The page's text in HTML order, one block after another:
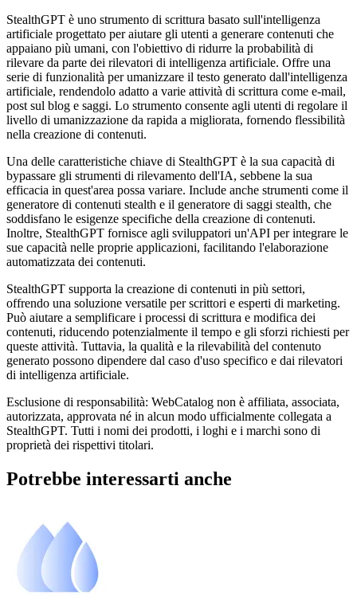
StealthGPT è uno strumento di scrittura basato sull'intelligenza
artificiale progettato per aiutare gli utenti a generare contenuti che
appaiano più umani, con l'obiettivo di ridurre la probabilità di
rilevare da parte dei rilevatori di intelligenza artificiale. Offre una
serie di funzionalità per umanizzare il testo generato dall'intelligenza
artificiale, rendendolo adatto a varie attività di scrittura come e-mail,
post sul blog e saggi. Lo strumento consente agli utenti di regolare il
livello di umanizzazione da rapida a migliorata, fornendo flessibilità
nella creazione di contenuti.
Una delle caratteristiche chiave di StealthGPT è la sua capacità di
bypassare gli strumenti di rilevamento dell'IA, sebbene la sua
efficacia in quest'area possa variare. Include anche strumenti come il
generatore di contenuti stealth e il generatore di saggi stealth, che
soddisfano le esigenze specifiche della creazione di contenuti.
Inoltre, StealthGPT fornisce agli sviluppatori un'API per integrare le
sue capacità nelle proprie applicazioni, facilitando l'elaborazione
automatizzata dei contenuti.
StealthGPT supporta la creazione di contenuti in più settori,
offrendo una soluzione versatile per scrittori e esperti di marketing.
Può aiutare a semplificare i processi di scrittura e modifica dei
contenuti, riducendo potenzialmente il tempo e gli sforzi richiesti per
queste attività. Tuttavia, la qualità e la rilevabilità del contenuto
generato possono dipendere dal caso d'uso specifico e dai rilevatori
di intelligenza artificiale.
Esclusione di responsabilità: WebCatalog non è affiliata, associata,
autorizzata, approvata né in alcun modo ufficialmente collegata a
StealthGPT. Tutti i nomi dei prodotti, i loghi e i marchi sono di
proprietà dei rispettivi titolari.
Potrebbe interessarti anche